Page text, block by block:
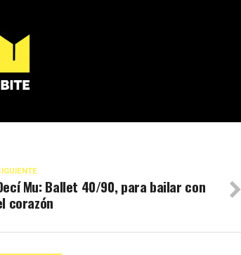
Mu: Ballet 40/90, para bailar con
corazón